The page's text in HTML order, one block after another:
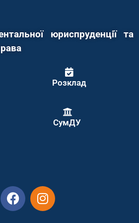
юриспруденції та
Розклад
СумДУ